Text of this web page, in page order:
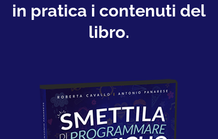
in pratica i contenuti del
libro.